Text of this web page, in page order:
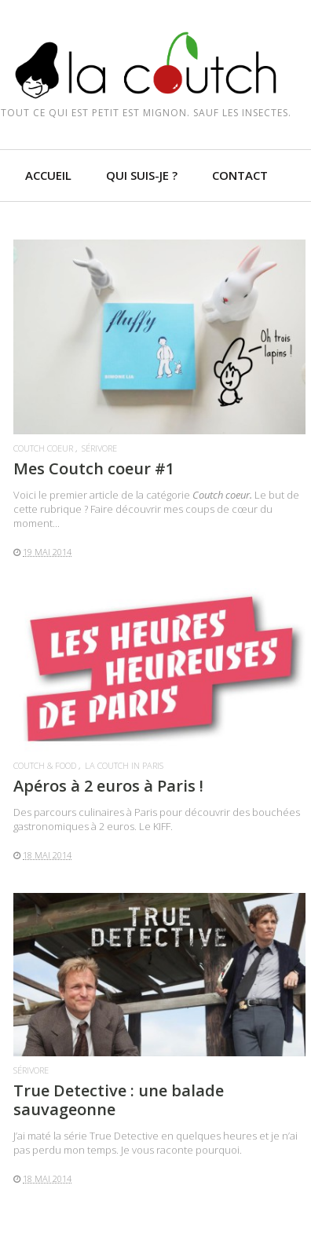
TOUT CE QUI EST PETIT EST MIGNON. SAUF LES INSECTES.
ACCUEIL QUI SUIS-JE ? CONTACT
LIRE LA SUITE
COUTCH COEUR SÉRIVORE
Mes Coutch coeur #1
Voici le premier article de la catégorie Coutch coeur. Le but de
cette rubrique ? Faire découvrir mes coups de cœur du
moment...
19 MAI 2014
LIRE LA SUITE
COUTCH & FOOD LA COUTCH IN PARIS
Apéros à 2 euros à Paris !
Des parcours culinaires à Paris pour découvrir des bouchées
gastronomiques à 2 euros. Le KIFF.
18 MAI 2014
LIRE LA SUITE
SÉRIVORE
True Detective : une balade
sauvageonne
J’ai maté la série True Detective en quelques heures et je n’ai
pas perdu mon temps. Je vous raconte pourquoi.
18 MAI 2014